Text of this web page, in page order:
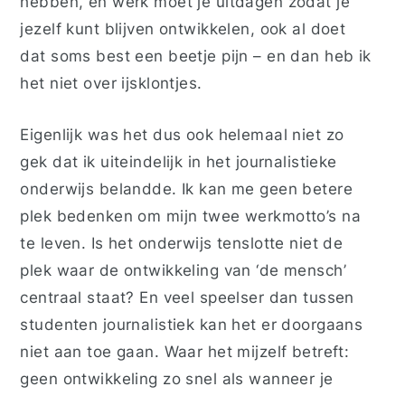
jezelf kunt blijven ontwikkelen, ook al doet
dat soms best een beetje pijn – en dan heb ik
het niet over ijsklontjes.
Eigenlijk was het dus ook helemaal niet zo
gek dat ik uiteindelijk in het journalistieke
onderwijs belandde. Ik kan me geen betere
plek bedenken om mijn twee werkmotto’s na
te leven. Is het onderwijs tenslotte niet de
plek waar de ontwikkeling van ‘de mensch’
centraal staat? En veel speelser dan tussen
studenten journalistiek kan het er doorgaans
niet aan toe gaan. Waar het mijzelf betreft:
geen ontwikkeling zo snel als wanneer je